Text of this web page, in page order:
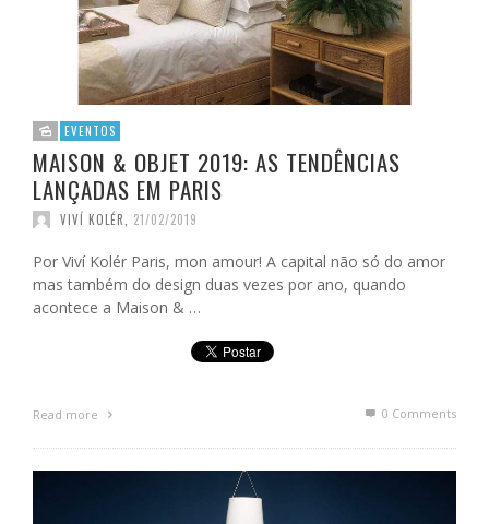
EVENTOS
MAISON & OBJET 2019: AS TENDÊNCIAS
LANÇADAS EM PARIS
VIVÍ KOLÉR 21/02/2019
Por Viví Kolér Paris, mon amour! A capital não só do amor
mas também do design duas vezes por ano, quando
acontece a Maison & …
Read more 0 Comments